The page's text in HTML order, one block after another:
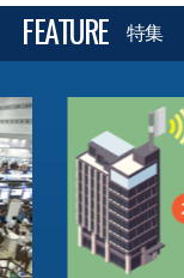
FEATURE 特集